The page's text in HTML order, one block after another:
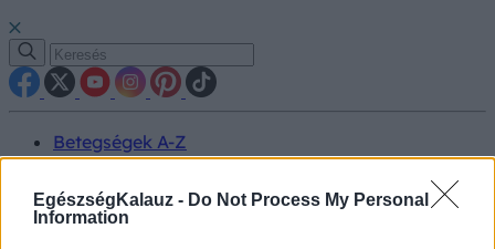
EgészségKalauz - Do Not Process My Personal
Information
Betegségek A-Z
Tünet
Kezelés
Életmódváltás